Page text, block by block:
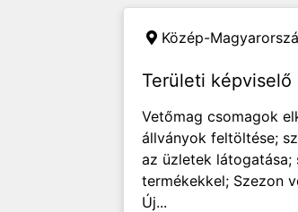
Közép-
Területi
Vetőmag csomagok
állványok feltöltése;
az üzletek látogatása;
termékekkel; Szezon
Új...